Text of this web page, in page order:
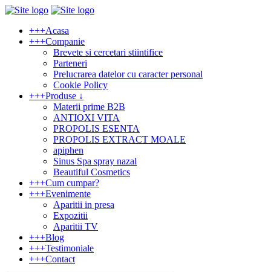
+++Acasa
+++Companie
Brevete si cercetari stiintifice
Parteneri
Prelucrarea datelor cu caracter personal
Cookie Policy
+++Produse ↓
Materii prime B2B
ANTIOXI VITA
PROPOLIS ESENTA
PROPOLIS EXTRACT MOALE
apiphen
Sinus Spa spray nazal
Beautiful Cosmetics
+++Cum cumpar?
+++Evenimente
Aparitii in presa
Expozitii
Aparitii TV
+++Blog
+++Testimoniale
+++Contact